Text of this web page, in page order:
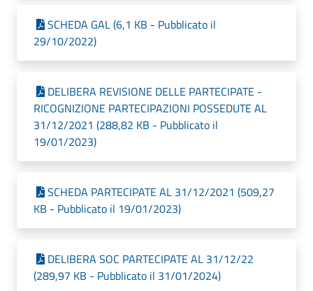
SCHEDA GAL (6,1 KB - Pubblicato il
29/10/2022)
DELIBERA REVISIONE DELLE PARTECIPATE -
RICOGNIZIONE PARTECIPAZIONI POSSEDUTE AL
31/12/2021 (288,82 KB - Pubblicato il
19/01/2023)
SCHEDA PARTECIPATE AL 31/12/2021 (509,27
KB - Pubblicato il 19/01/2023)
DELIBERA SOC PARTECIPATE AL 31/12/22
(289,97 KB - Pubblicato il 31/01/2024)